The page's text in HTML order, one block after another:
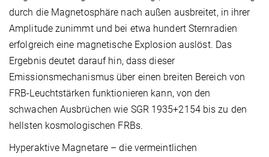
durch die Magnetosphäre nach außen ausbreitet, in ihrer
Amplitude zunimmt und bei etwa hundert Sternradien
erfolgreich eine magnetische Explosion auslöst. Das
Ergebnis deutet darauf hin, dass dieser
Emissionsmechanismus über einen breiten Bereich von
FRB-Leuchtstärken funktionieren kann, von den
schwachen Ausbrüchen wie SGR 1935+2154 bis zu den
hellsten kosmologischen FRBs.
Hyperaktive Magnetare – die vermeintlichen